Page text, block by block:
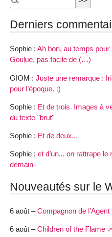
Derniers
Sophie : Ah bon, au temps
Goulue, pas facile de (…)
GIOM : Juste une remarque :
pour l’époque. :)
Sophie : Et de trois. Images à
du texte "brut"
Sophie : Et de deux...
Sophie : et d’un... on rattrape
demain
Nouveautés sur le
6 août –Compagnon de l’Agent
6 août –Children of the Flame